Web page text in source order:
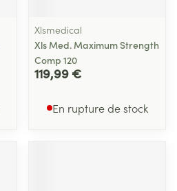
Xlsmedical
Xls Med. Maximum Strength
Comp 120
119,99 €
En rupture de stock